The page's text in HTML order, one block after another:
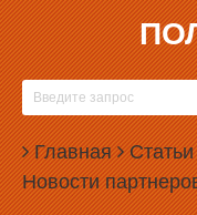
Главная Статьи
Новости
15.06.2006, 14:32
СОЦИАЛЬНОЕ
Политсовет,
приватизацию
после 1 марта 2005